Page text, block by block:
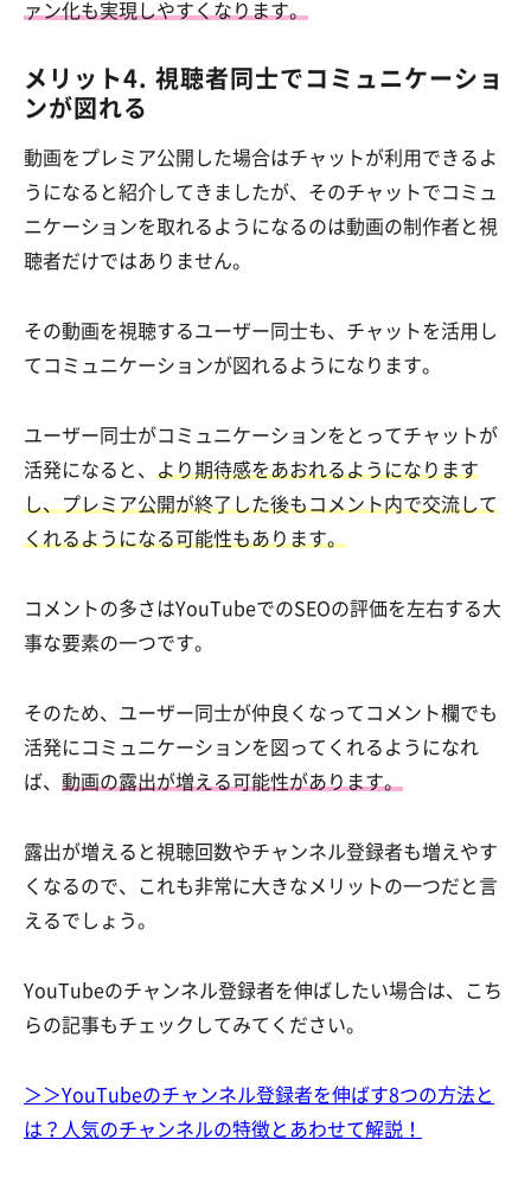
ァン化も実現しやすくなります。
メリット4. 視聴者同士でコミュニケーショ
ンが図れる
動画をプレミア公開した場合はチャットが利用できるよ
うになると紹介してきましたが、そのチャットでコミュ
ニケーションを取れるようになるのは動画の制作者と視
聴者だけではありません。
その動画を視聴するユーザー同士も、チャットを活用し
てコミュニケーションが図れるようになります。
ユーザー同士がコミュニケーションをとってチャットが
活発になると、 より期待感をあおれるようになります
し、プレミア公開が終了した後もコメント内で交流して
くれるようになる可能性もあります。
コメントの多さはYouTubeでのSEOの評価を左右する大
事な要素の一つです。
そのため、ユーザー同士が仲良くなってコメント欄でも
活発にコミュニケーションを図ってくれるようになれ
ば、 動画の露出が増える可能性があります。
露出が増えると視聴回数やチャンネル登録者も増えやす
くなるので、これも非常に大きなメリットの一つだと言
えるでしょう。
YouTubeのチャンネル登録者を伸ばしたい場合は、こち
らの記事もチェックしてみてください。
＞＞YouTubeのチャンネル登録者を伸ばす8つの方法と
は？人気のチャンネルの特徴とあわせて解説！